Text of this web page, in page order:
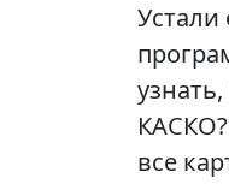
Устали
все